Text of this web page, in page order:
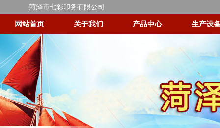
菏泽市七彩印务有限公司
网站首页 关于我们 产品中心 生产设